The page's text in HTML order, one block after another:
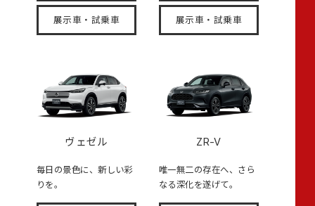
展示車・試乗車 展示車・試乗車
ヴェゼル
毎日の景色に、新しい彩
りを。
ZR-V
唯一無二の存在へ、さら
なる深化を遂げて。